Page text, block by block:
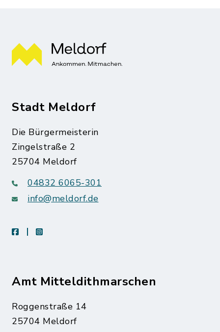
Stadt Meldorf
Die Bürgermeisterin
Zingelstraße 2
25704 Meldorf
04832 6065-301
info@meldorf.de
facebookinstagram
Amt Mitteldithmarschen
Roggenstraße 14
25704 Meldorf